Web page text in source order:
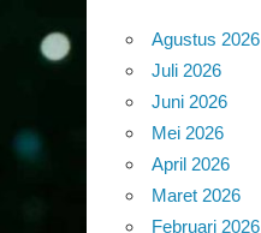
Agustus 2026
Juli 2026
Juni 2026
Mei 2026
April 2026
Maret 2026
Februari 2026